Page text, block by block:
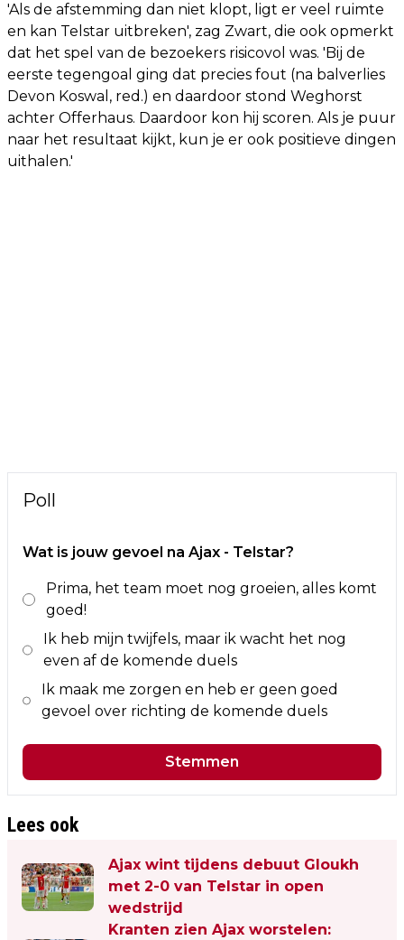
'Als de afstemming dan niet klopt, ligt er veel ruimte
en kan Telstar uitbreken', zag Zwart, die ook opmerkt
dat het spel van de bezoekers risicovol was. 'Bij de
eerste tegengoal ging dat precies fout (na balverlies
Devon Koswal, red.) en daardoor stond Weghorst
achter Offerhaus. Daardoor kon hij scoren. Als je puur
naar het resultaat kijkt, kun je er ook positieve dingen
uithalen.'
Poll
Wat is jouw gevoel na Ajax - Telstar?
Prima, het team moet nog groeien, alles komt
goed!
Ik heb mijn twijfels, maar ik wacht het nog
even af de komende duels
Ik maak me zorgen en heb er geen goed
gevoel over richting de komende duels
Stemmen
Lees ook
Ajax wint tijdens debuut Gloukh
met 2-0 van Telstar in open
wedstrijd
Kranten zien Ajax worstelen: